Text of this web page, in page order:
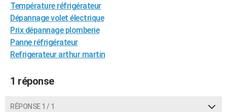
Alimentation
Guide de la santé
Maladies
Médicaments
Sommeil
VOYAGE
Destinations
City break
Voyage nature
Voyage de noces
Forum
Climat
+PHOTO
GUIDES D'ACHAT
BONS PLANS
Température réfrigérateur
Dépannage volet électrique
Prix dépannage plomberie
Panne réfrigérateur
Refrigerateur arthur martin
1 réponse
RÉPONSE 1 / 1